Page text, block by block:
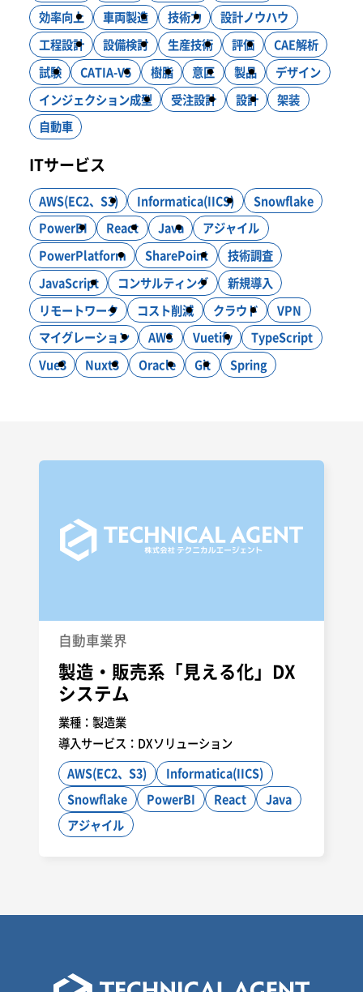
お問い合わせ
効率向上
車両製造 技術力
設計ノウハウ
工程設計
設備検討 生産技術 評価
CAE解析
試験
CATIA-V5 樹脂 意匠 製品
デザイン
インジェクション成型
受注設計 設計
架装
自動車
ITサービス
AWS(EC2、S3) Informatica(IICS)
Snowflake
PowerBI
React Java
アジャイル
PowerPlatform
SharePoint
技術調査
JavaScript
コンサルティング
新規導入
リモートワーク
コスト削減 クラウド
VPN
マイグレーション
AWS Vuetify
TypeScript
Vue3
Nuxt3 Oracle Git Spring
自動車業界
製造・販売系「見える化」DX
システム
業種： 製造業
導入サービス： DXソリューション
AWS(EC2、S3)
Informatica(IICS)
Snowflake
PowerBI React
Java
アジャイル